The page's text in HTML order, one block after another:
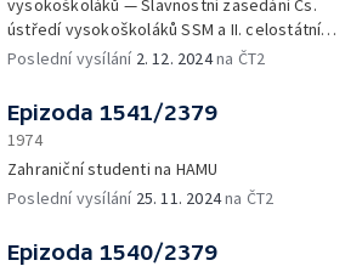
balónu — Nový pár himalájských pand v
londýnské ZOO
vysokoškoláků — Slavnostní zasedání Čs.
ústředí vysokoškoláků SSM a II. celostátní
konference SSM — 30. výročí smrti Jana
Sulak — Porcelán z Dalovic do Afriky —
Výstava Umělecké poklady Tunisu — Listy
důvěrné Leoše Janáčka na scéně
Slovenského národního divadla — Z díla
Maxe Švabinského
Poslední vysílání 2. 12. 2024na ČT2
Epizoda 1541/2379
1974
Zahraniční studenti na HAMU
Poslední vysílání 25. 11. 2024na ČT2
Epizoda 1540/2379